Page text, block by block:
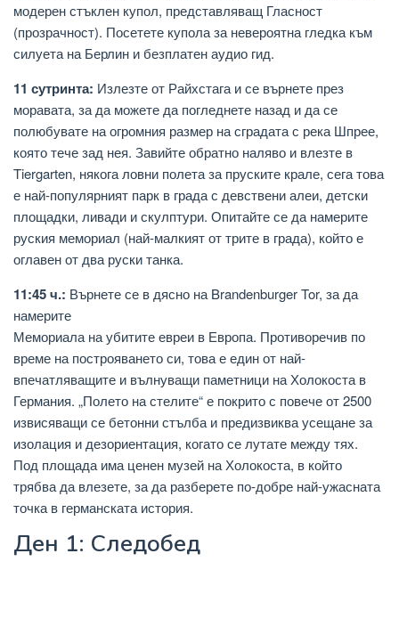
модерен стъклен купол, представляващ Гласност
(прозрачност). Посетете купола за невероятна гледка към
силуета на Берлин и безплатен аудио гид.
11 сутринта: Излезте от Райхстага и се върнете през
моравата, за да можете да погледнете назад и да се
полюбувате на огромния размер на сградата с река Шпрее,
която тече зад нея. Завийте обратно наляво и влезте в
Tiergarten, някога ловни полета за пруските крале, сега това
е най-популярният парк в града с девствени алеи, детски
площадки, ливади и скулптури. Опитайте се да намерите
руския мемориал (най-малкият от трите в града), който е
оглавен от два руски танка.
11:45 ч.: Върнете се в дясно на Brandenburger Tor, за да
намерите
Мемориала на убитите евреи в Европа. Противоречив по
време на построяването си, това е един от най-
впечатляващите и вълнуващи паметници на Холокоста в
Германия. „Полето на стелите“ е покрито с повече от 2500
извисяващи се бетонни стълба и предизвиква усещане за
изолация и дезориентация, когато се лутате между тях.
Под площада има ценен музей на Холокоста, в който
трябва да влезете, за да разберете по-добре най-ужасната
точка в германската история.
Ден 1: Следобед